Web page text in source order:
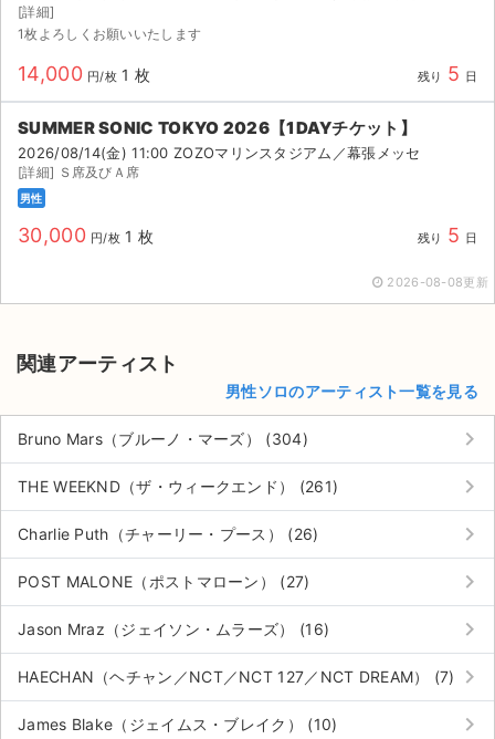
[詳細]
1枚よろしくお願いいたします
14,000 円/枚 1 枚 残り 5 日
SUMMER SONIC TOKYO 2026【1DAYチケット】
2026/08/14(金) 11:00 ZOZOマリンスタジアム／幕張メッセ
[詳細] Ｓ席及びＡ席
男性
30,000 円/枚 1 枚 残り 5 日
2026-08-08更新
関連アーティスト
男性ソロのアーティスト一覧を見る
Bruno Mars（ブルーノ・マーズ） (304) keyboard_arrow_right
THE WEEKND（ザ・ウィークエンド） (261) keyboard_arrow_right
Charlie Puth（チャーリー・プース） (26) keyboard_arrow_right
POST MALONE（ポストマローン） (27) keyboard_arrow_right
Jason Mraz（ジェイソン・ムラーズ） (16) keyboard_arrow_right
HAECHAN（ヘチャン／NCT／NCT 127／NCT DREAM） (7) keyboard_arrow_right
James Blake（ジェイムス・ブレイク） (10) keyboard_arrow_right